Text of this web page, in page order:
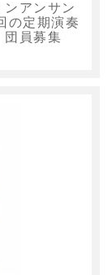
アンサン
の定期演奏
団員募集